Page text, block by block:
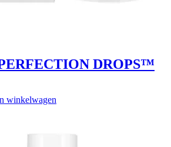
DROPS™
winkelwagen